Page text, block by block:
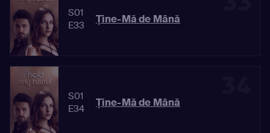
S01
E33
Ține-Mă de Mână
S01
E34
Ține-Mă de Mână